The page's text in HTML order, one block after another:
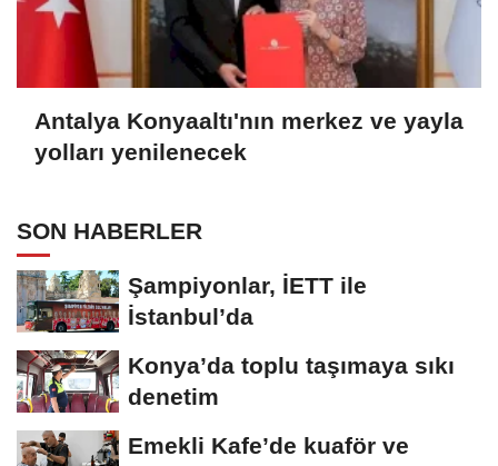
Antalya Konyaaltı'nın merkez ve yayla
yolları yenilenecek
SON HABERLER
Şampiyonlar, İETT ile
İstanbul’da
Konya’da toplu taşımaya sıkı
denetim
Emekli Kafe’de kuaför ve